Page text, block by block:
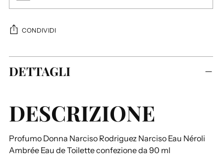
CONDIVIDI
A
g
u
e
r
DETTAGLI
DESCRIZIONE
Profumo Donna Narciso Rodriguez Narciso Eau Néroli
Ambrée Eau de Toilette confezione da 90 ml